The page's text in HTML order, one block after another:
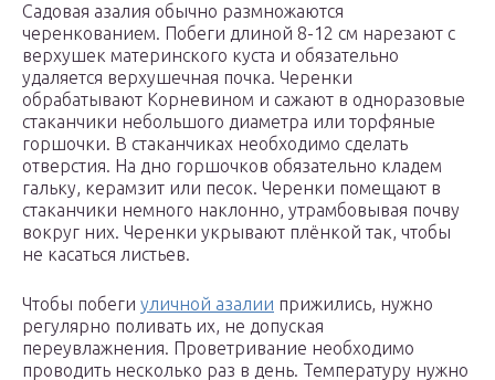
Садовая азалия обычно размножаются
черенкованием. Побеги длиной 8-12 см нарезают с
верхушек материнского куста и обязательно
удаляется верхушечная почка. Черенки
обрабатывают Корневином и сажают в одноразовые
стаканчики небольшого диаметра или торфяные
горшочки. В стаканчиках необходимо сделать
отверстия. На дно горшочков обязательно кладем
гальку, керамзит или песок. Черенки помещают в
стаканчики немного наклонно, утрамбовывая почву
вокруг них. Черенки укрывают плёнкой так, чтобы
не касаться листьев.
Чтобы побеги уличной азалии прижились, нужно
регулярно поливать их, не допуская
переувлажнения. Проветривание необходимо
проводить несколько раз в день. Температуру нужно